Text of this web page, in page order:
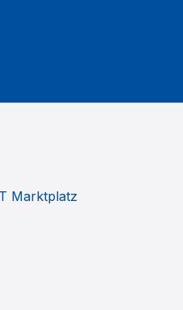
Marktplatz